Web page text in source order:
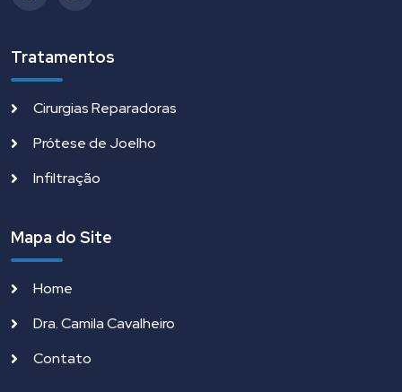
Tratamentos
Cirurgias Reparadoras
Prótese de Joelho
Infiltração
Mapa do Site
Home
Dra. Camila Cavalheiro
Contato